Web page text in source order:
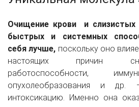
Очищение крови и
быстрых и системных
себя лучше, поскольку оно
настоящих причин
работоспособности,
опухолеобразования и
интоксикацию. Именно она